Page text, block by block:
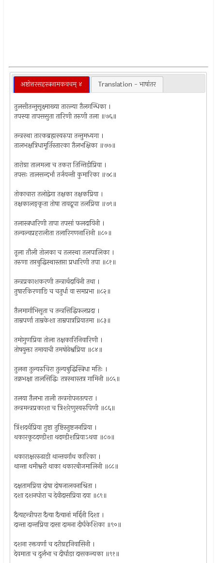
अष्टोत्तरसहस्त्रनामकवचम् ४ Translation - भाषांतर
तुलसीतन्तुसूक्ष्माख्या तारल्या तैलगन्धिका ।
तपस्या तापससुता तारिणी तरुणी तला ॥७६॥
तन्त्रस्था तारकब्रह्मस्वरुपा तन्तुमध्यगा ।
तालभक्षत्रिधामूर्तिस्तारका तैलभक्षिका ॥७७॥
तारोग्रा तालमला च तकरा तिन्तिडीप्रिया ।
तपसः तालसन्दर्भा तर्जयन्ती कुमारिका ॥७८॥
तोकाचारा तलोद्वेगा तक्षका तक्षकप्रिया ।
तक्षकालङ्‌कृता तोषा तावद्रूपा तलप्रिया ॥७९॥
तलास्त्रधारिणी तापा तपसां फलदायिनी ।
तल्वल्वप्रहरालीता तलारिगणनाशिनी ॥८०॥
तूला तौली तोलका च तलस्था तलपालिका ।
तरुणा तप्तबुद्धिस्थास्तप्ता प्रधारिणी तपा ॥८१॥
तन्त्रप्रकाशकरणी तन्त्रार्थदायिनी तथा ।
तुषारकिरणाङि च चतुर्धा वा समप्रभा ॥८२॥
तैलमार्गाभिसूता च तन्त्रसिद्धिफलप्रदा ।
ताम्रपर्णा ताम्रकेशा ताम्रपात्रप्रियातमा ॥८३॥
तमोगुणप्रिया तोला तक्षकारिनिवारिणी ।
तोषयुक्ता तमायाची तमषोढेश्वप्रिया ॥८४॥
तुलना तुल्यरुचिरा तुल्यबुद्धिस्त्रिधा मतिः ।
तक्रभक्षा तालसिद्धिः तत्रस्थास्तत्र गामिनी ॥८५॥
तलया तैलभा ताली तन्त्रगोपनतत्परा ।
तन्त्रमन्त्रप्रकाशा च त्रिशरेणुस्वरुपिणी ॥८६॥
त्रिंशदर्थप्रिया तुष्टा तुष्टिस्तुष्टजनप्रिया ।
थकारकूटदण्डीशा थदण्डीशप्रियाऽथवा ॥८७॥
थकाराक्षररुढाङी थान्तवर्गांथ कारिका ।
थान्ता थमीश्वरी थाका थकारबीजमालिनी ॥८८॥
दक्षतामप्रिया दोषा दोषजालवनाश्रिता ।
दशा दशनघोरा च देवीदासप्रिया दया ॥८९॥
दैत्यहन्त्रीपरा दैत्या दैत्यानां मर्द्दिनी दिशा ।
दान्ता दान्तप्रिया दासा दामना दीर्घकेशिका ॥९०॥
दशना रक्तवर्णा च दरीग्रहनिवासिनी ।
देवमाता च दुर्लभा च दीर्घाङा दासकन्यका ॥९१॥